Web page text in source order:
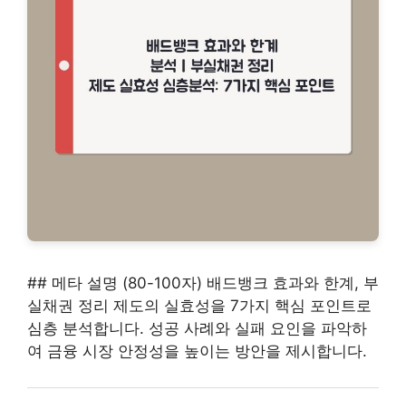
## 메타 설명 (80-100자) 배드뱅크 효과와 한계, 부
실채권 정리 제도의 실효성을 7가지 핵심 포인트로
심층 분석합니다. 성공 사례와 실패 요인을 파악하
여 금융 시장 안정성을 높이는 방안을 제시합니다.